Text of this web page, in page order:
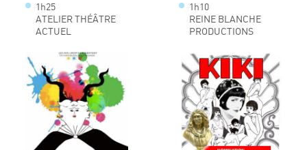
1h25
ATELIER THÉÂTRE
ACTUEL
1h10
REINE BLANCHE
PRODUCTIONS